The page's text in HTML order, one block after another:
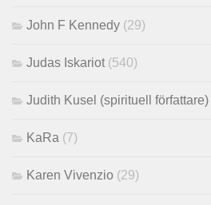
John F Kennedy (29)
Judas Iskariot (540)
Judith Kusel (spirituell författare)
KaRa (7)
Karen Vivenzio (29)